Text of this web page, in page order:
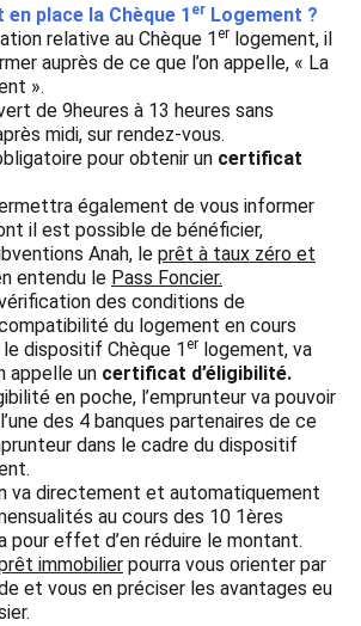
place la Chèque 1 er Logement ?
relative au Chèque 1 er logement, il
auprès de ce que l’on appelle, « La
».
de 9heures à 13 heures sans
midi, sur rendez-vous.
pour obtenir un certificat
également de vous informer
il est possible de bénéficier,
Anah, le prêt à taux zéro et
entendu le Pass Foncier.
des conditions de
du logement en cours
dispositif Chèque 1 er logement, va
appelle un certificat d’éligibilité.
en poche, l’emprunteur va pouvoir
des 4 banques partenaires de ce
dans le cadre du dispositif
va directement et automatiquement
au cours des 10 1ères
pour effet d’en réduire le montant.
immobilier pourra vous orienter par
et vous en préciser les avantages eu